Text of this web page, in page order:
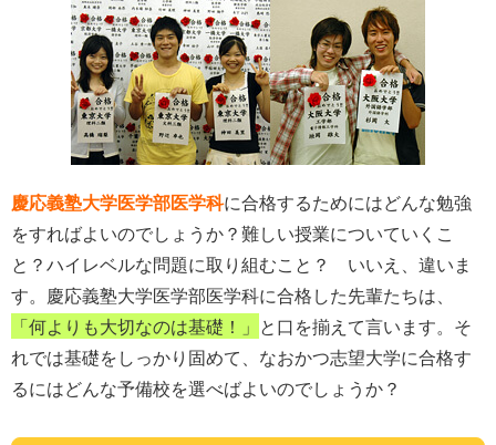
慶応義塾大学医学部医学科に合格するためにはどんな勉強
をすればよいのでしょうか？難しい授業についていくこ
と？ハイレベルな問題に取り組むこと？ いいえ、違いま
す。慶応義塾大学医学部医学科に合格した先輩たちは、
「何よりも大切なのは基礎！」 と口を揃えて言います。そ
れでは基礎をしっかり固めて、なおかつ志望大学に合格す
るにはどんな予備校を選べばよいのでしょうか？